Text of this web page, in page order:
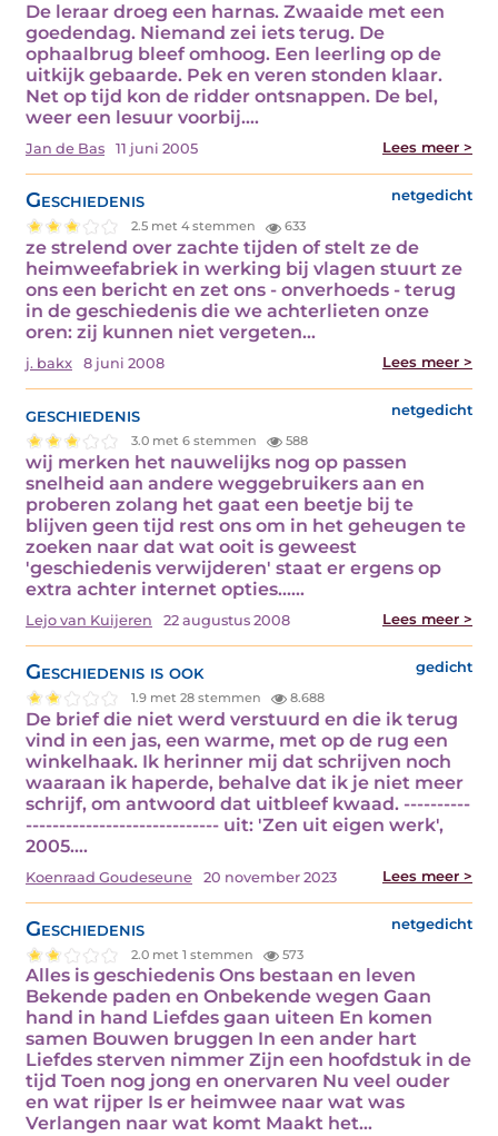
De leraar droeg een harnas. Zwaaide met een
goedendag. Niemand zei iets terug. De
ophaalbrug bleef omhoog. Een leerling op de
uitkijk gebaarde. Pek en veren stonden klaar.
Net op tijd kon de ridder ontsnappen. De bel,
weer een lesuur voorbij.…
Jan de Bas 11 juni 2005 Lees meer >
Geschiedenis netgedicht
2.5 met 4 stemmen 633
ze strelend over zachte tijden of stelt ze de
heimweefabriek in werking bij vlagen stuurt ze
ons een bericht en zet ons - onverhoeds - terug
in de geschiedenis die we achterlieten onze
oren: zij kunnen niet vergeten…
j. bakx 8 juni 2008 Lees meer >
geschiedenis netgedicht
3.0 met 6 stemmen 588
wij merken het nauwelijks nog op passen
snelheid aan andere weggebruikers aan en
proberen zolang het gaat een beetje bij te
blijven geen tijd rest ons om in het geheugen te
zoeken naar dat wat ooit is geweest
'geschiedenis verwijderen' staat er ergens op
extra achter internet opties...…
Lejo van Kuijeren 22 augustus 2008 Lees meer >
Geschiedenis is ook gedicht
1.9 met 28 stemmen 8.688
De brief die niet werd verstuurd en die ik terug
vind in een jas, een warme, met op de rug een
winkelhaak. Ik herinner mij dat schrijven noch
waaraan ik haperde, behalve dat ik je niet meer
schrijf, om antwoord dat uitbleef kwaad. ----------
----------------------------- uit: 'Zen uit eigen werk',
2005.…
Koenraad Goudeseune 20 november 2023 Lees meer >
Geschiedenis netgedicht
2.0 met 1 stemmen 573
Alles is geschiedenis Ons bestaan en leven
Bekende paden en Onbekende wegen Gaan
hand in hand Liefdes gaan uiteen En komen
samen Bouwen bruggen In een ander hart
Liefdes sterven nimmer Zijn een hoofdstuk in de
tijd Toen nog jong en onervaren Nu veel ouder
en wat rijper Is er heimwee naar wat was
Verlangen naar wat komt Maakt het…